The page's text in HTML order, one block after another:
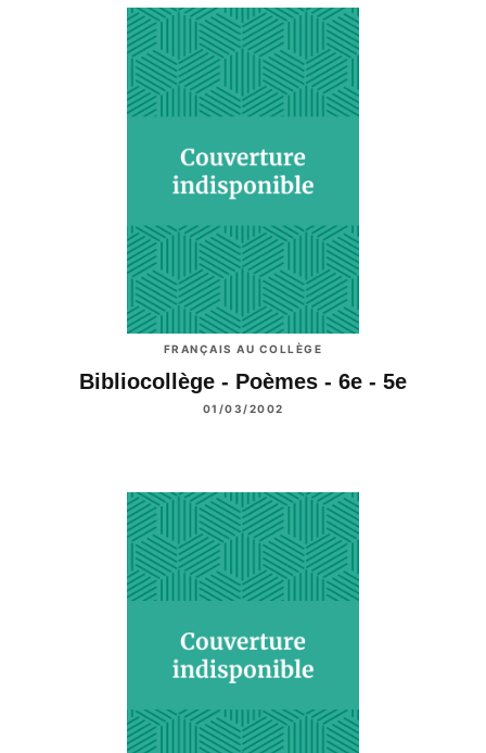
FRANÇAIS AU COLLÈGE
Bibliocollège - Poèmes - 6e - 5e
01/03/2002